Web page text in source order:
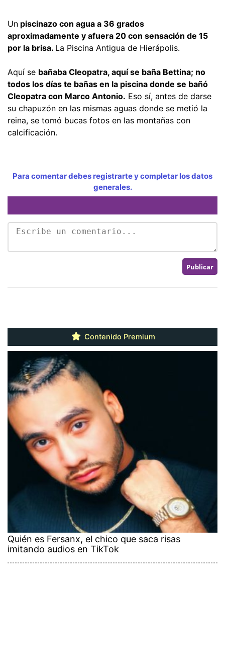
Un piscinazo con agua a 36 grados
aproximadamente y afuera 20 con sensación de 15
por la brisa. La Piscina Antigua de Hierápolis.
Aquí se bañaba Cleopatra, aquí se baña Bettina; no
todos los días te bañas en la piscina donde se bañó
Cleopatra con Marco Antonio. Eso sí, antes de darse
su chapuzón en las mismas aguas donde se metió la
reina, se tomó bucas fotos en las montañas con
calcificación.
Para comentar debes registrarte y completar los datos
generales.
Contenido Premium
Quién es Fersanx, el chico que saca risas
imitando audios en TikTok